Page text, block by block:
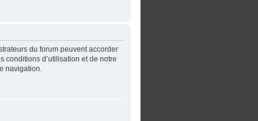
du forum peuvent accorder
conditions d’utilisation et de notre
navigation.